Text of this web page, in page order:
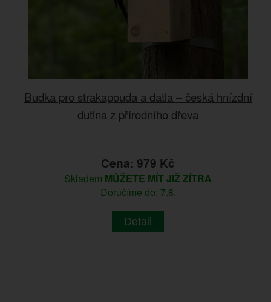
Budka pro strakapouda a datla – česká hnízdní
dutina z přírodního dřeva
Cena: 979 Kč
Skladem MŮŽETE MÍT JIŽ ZÍTRA
Doručíme do: 7.8.
Detail